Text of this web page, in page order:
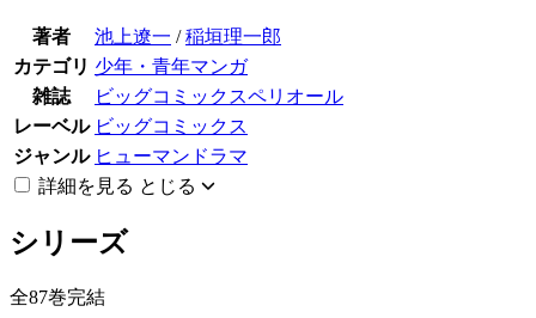
著者 池上遼一 /稲垣理一郎
カテゴリ 少年・青年マンガ
雑誌
ビッグコミックスペリオール
レーベル ビッグコミックス
ジャンル ヒューマンドラマ
詳細を見る とじる
シリーズ
全87巻完結